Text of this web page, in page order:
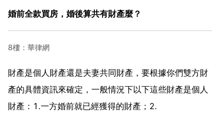
婚前全款買房，婚後算共有財產麼？
8樓：華律網
財產是個人財產還是夫妻共同財產，要根據你們雙方財
產的具體資訊來確定，一般情況下以下這些財產是個人
財產：1.一方婚前就已經獲得的財產；2.